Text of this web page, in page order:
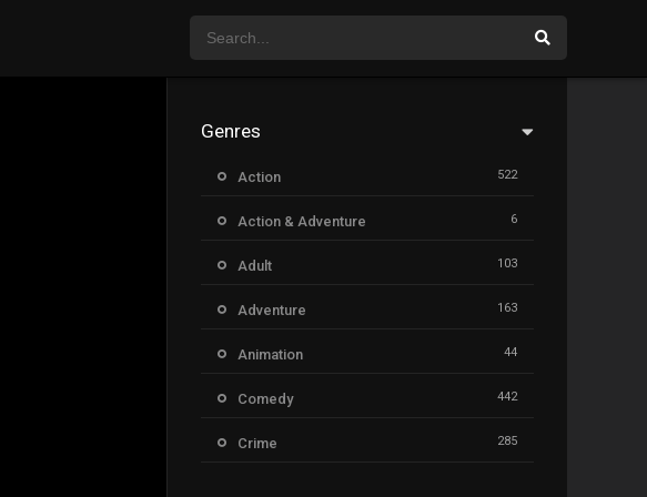
Genres
Action 522
Action & Adventure 6
Adult 103
Adventure 163
Animation 44
Comedy 442
Crime 285